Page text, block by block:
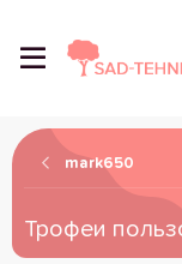
mark650
Трофеи